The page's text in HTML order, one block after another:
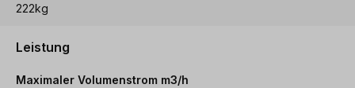
222kg
Leistung
Maximaler Volumenstrom m3/h